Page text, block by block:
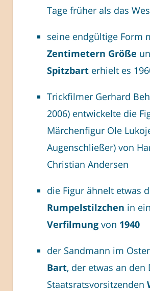
Tage früher als das
seine endgültige Form
Zentimetern Größe
Spitzbart erhielt es
Trickfilmer Gerhard
2006) entwickelte die
Märchenfigur Ole
Augenschließer) von
Christian Andersen
die Figur ähnelt etwas
Rumpelstilzchen in
Verfilmung von 1940
der Sandmann im
Bart, der etwas an den
Staatsratsvorsitzenden